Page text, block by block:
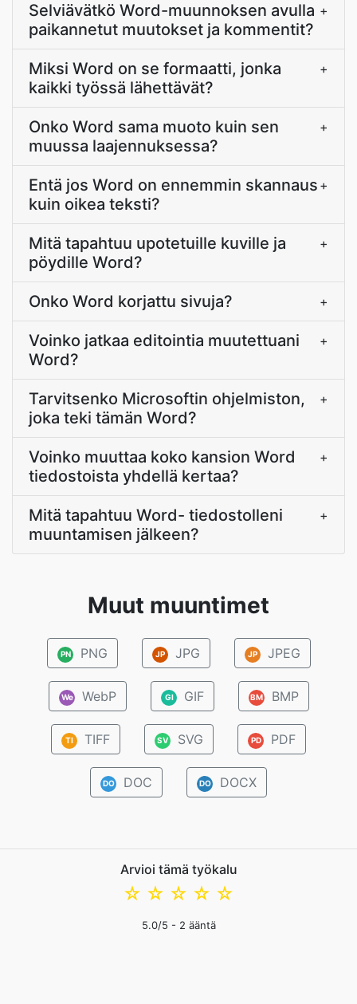
Selviävätkö Word-muunnoksen avulla
paikannetut muutokset ja kommentit?
+
Miksi Word on se formaatti, jonka
kaikki työssä lähettävät?
+
Onko Word sama muoto kuin sen
muussa laajennuksessa?
+
Entä jos Word on ennemmin skannaus
kuin oikea teksti?
+
Mitä tapahtuu upotetuille kuville ja
pöydille Word?
+
Onko Word korjattu sivuja? +
Voinko jatkaa editointia muutettuani
Word?
+
Tarvitsenko Microsoftin ohjelmiston,
joka teki tämän Word?
+
Voinko muuttaa koko kansion Word
tiedostoista yhdellä kertaa?
+
Mitä tapahtuu Word- tiedostolleni
muuntamisen jälkeen?
+
Muut muuntimet
PN PNG JP JPG JP JPEG
We WebP GI GIF BM BMP
TI TIFF SV SVG PD PDF
DO DOC DO DOCX
Arvioi tämä työkalu
☆
☆
☆
☆
☆
5.0/5 - 2 ääntä